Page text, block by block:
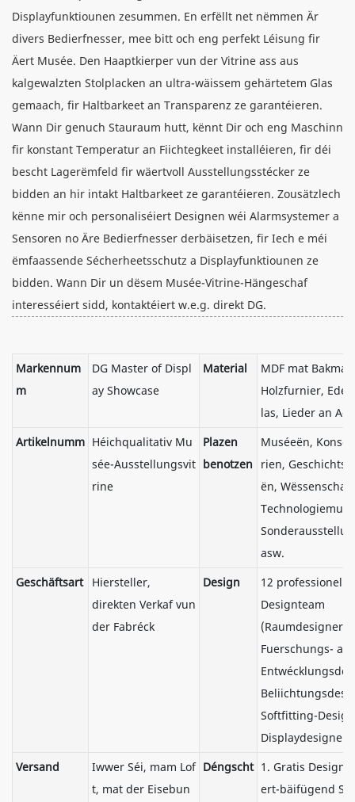
Displayfunktiounen zesummen. En erfëllt net nëmmen Är
divers Bedierfnesser, mee bitt och eng perfekt Léisung fir
Äert Musée. Den Haaptkierper vun der Vitrine ass aus
kalgewalzten Stolplacken an ultra-wäissem gehärtetem Glas
gemaach, fir Haltbarkeet an Transparenz ze garantéieren.
Wann Dir genuch Stauraum hutt, kënnt Dir och eng Maschinn
fir konstant Temperatur an Fiichtegkeet installéieren, fir déi
bescht Lagerëmfeld fir wäertvoll Ausstellungsstécker ze
bidden an hir intakt Haltbarkeet ze garantéieren. Zousätzlech
kënne mir och personaliséiert Designen wéi Alarmsystemer a
Sensoren no Äre Bedierfnesser derbäisetzen, fir Iech e méi
ëmfaassende Sécherheetsschutz a Displayfunktiounen ze
bidden. Wann Dir un dësem Musée-Vitrine-Hängeschaf
interesséiert sidd, kontaktéiert w.e.g. direkt DG.
Markennum
m
DG Master of Displ
ay Showcase
Material
MDF mat
Holzfurnier,
las, Lieder an
Artikelnumm Héichqualitativ Mu
sée-Ausstellungsvit
rine
Plazen
benotzen
Muséeën,
rien,
ën,
asw.
Geschäftsart
Hiersteller,
direkten Verkaf vun
der Fabréck
Design
12 professionellt
Designteam
(Raumdesigner,
Fuerschungs- an
Softfitting-
Displaydesigner)
Versand
Iwwer Séi, mam Lof
t, mat der Eisebun
Déngscht 1. Gratis Design;
ert-bäifügend